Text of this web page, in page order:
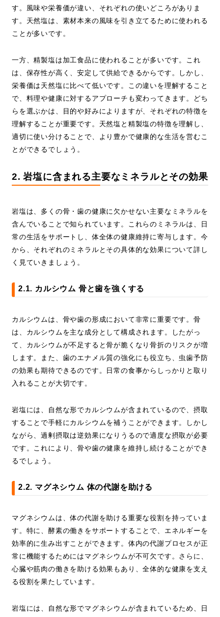
す。風味や栄養価が違い、それぞれの使いどころがありま
す。天然塩は、素材本来の風味を引き立てるために使われる
ことが多いです。
一方、精製塩は加工食品に使われることが多いです。これ
は、保存性が高く、安定して供給できるからです。しかし、
栄養価は天然塩に比べて低いです。この違いを理解すること
で、料理や健康に対するアプローチも変わってきます。どち
らを選ぶかは、目的や好みによりますが、それぞれの特徴を
理解することが重要です。天然塩と精製塩の特徴を理解し、
適切に使い分けることで、より豊かで健康的な生活を営むこ
とができるでしょう。
2. 岩塩に含まれる主要なミネラルとその効果
岩塩は、多くの骨・歯の健康に欠かせない主要なミネラルを
含んでいることで知られています。これらのミネラルは、日
常の生活をサポートし、体全体の健康維持に寄与します。今
から、それぞれのミネラルとその具体的な効果について詳し
く見ていきましょう。
2.1. カルシウム 骨と歯を強くする
カルシウムは、骨や歯の形成において非常に重要です。骨
は、カルシウムを主な成分として構成されます。したがっ
て、カルシウムが不足すると骨が脆くなり骨折のリスクが増
します。また、歯のエナメル質の強化にも役立ち、虫歯予防
の効果も期待できるのです。日常の食事からしっかりと取り
入れることが大切です。
岩塩には、自然な形でカルシウムが含まれているので、摂取
することで手軽にカルシウムを補うことができます。しかし
ながら、過剰摂取は逆効果になりうるので適度な摂取が必要
です。これにより、骨や歯の健康を維持し続けることができ
るでしょう。
2.2. マグネシウム 体の代謝を助ける
マグネシウムは、体の代謝を助ける重要な役割を持っていま
す。特に、酵素の働きをサポートすることで、エネルギーを
効率的に生み出すことができます。体内の代謝プロセスが正
常に機能するためにはマグネシウムが不可欠です。さらに、
心臓や筋肉の働きを助ける効果もあり、全体的な健康を支え
る役割を果たしています。
岩塩には、自然な形でマグネシウムが含まれているため、日